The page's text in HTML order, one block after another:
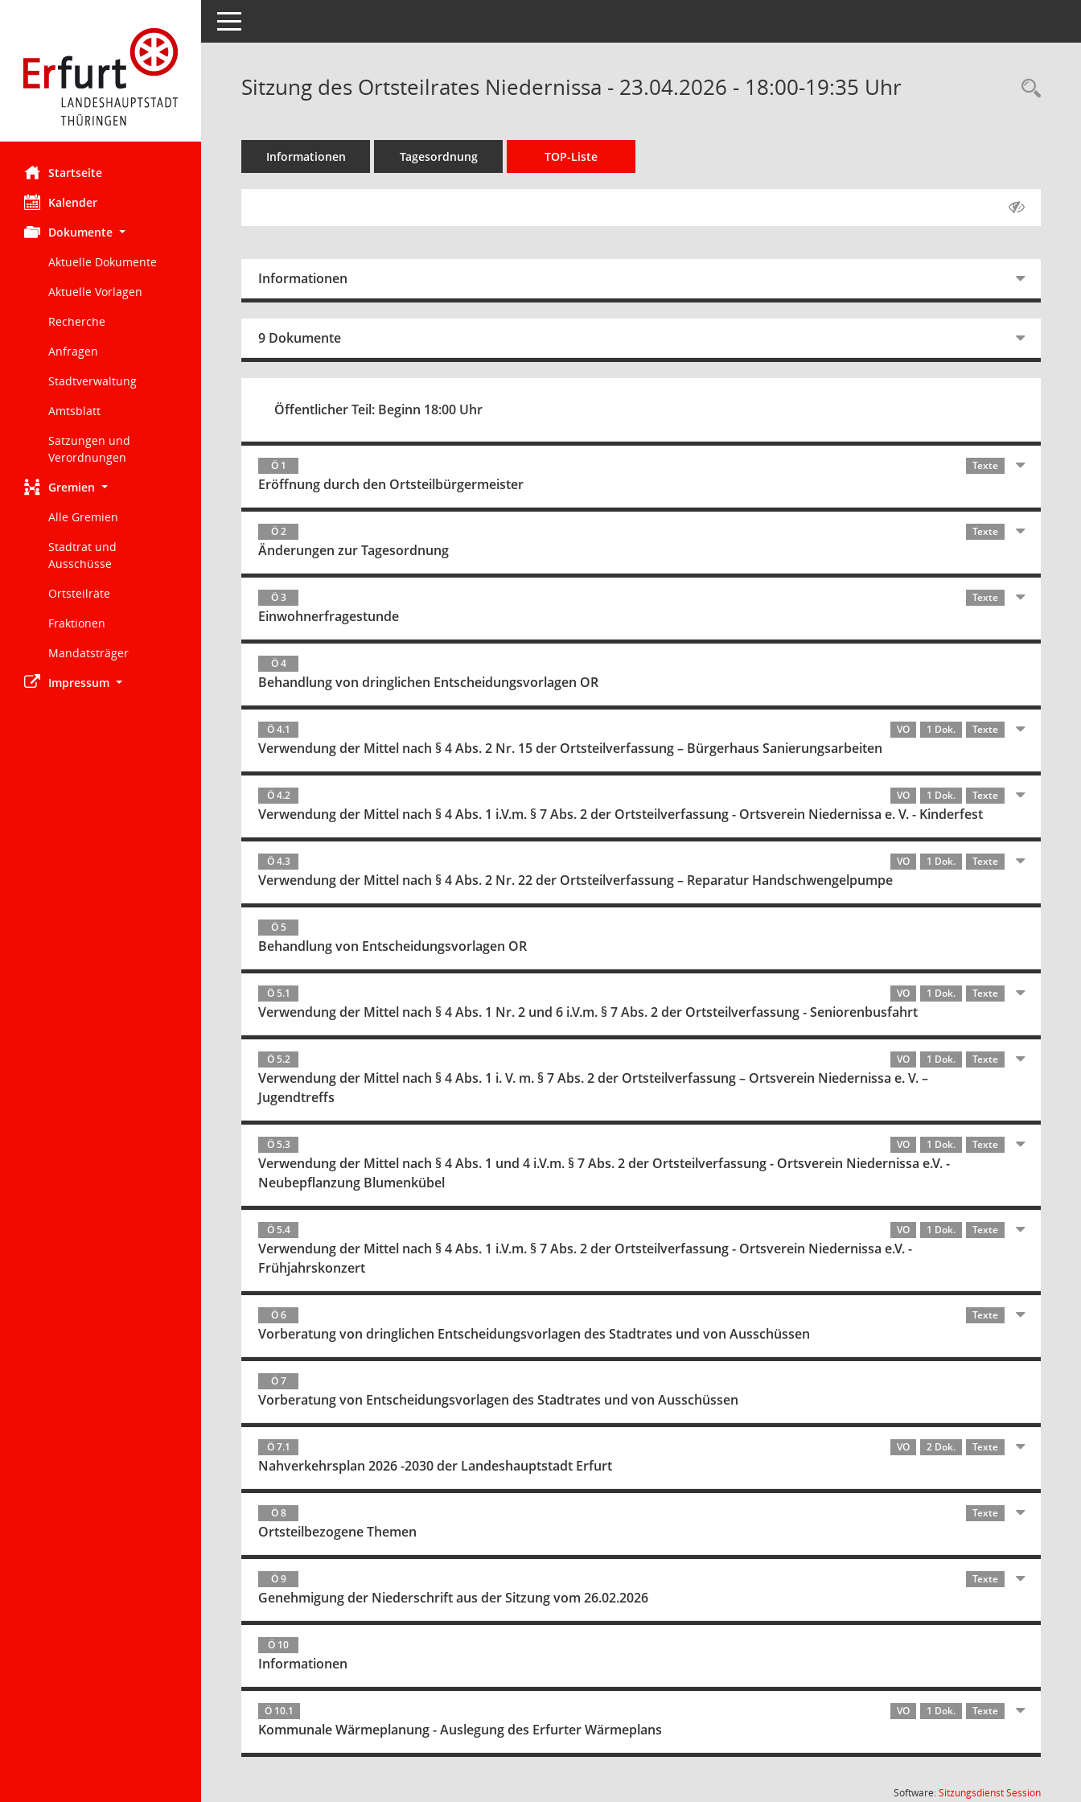
Startseite
Kalender
Dokumente
Aktuelle Dokumente
Aktuelle Vorlagen
Recherche
Anfragen
Stadtverwaltung
Amtsblatt
Satzungen und
Verordnungen
Gremien
Alle Gremien
Stadtrat und
Ausschüsse
Ortsteilräte
Fraktionen
Mandatsträger
Impressum
Toggle navigation
Sitzung des Ortsteilrates Niedernissa - 23.04.2026 - 18:00-19:35 Uhr
Informationen Tagesordnung TOP-Liste
Informationen
9 Dokumente
Öffentlicher Teil: Beginn 18:00 Uhr
Ö 1 Texte
Eröffnung durch den Ortsteilbürgermeister
Ö 2 Texte
Änderungen zur Tagesordnung
Ö 3 Texte
Einwohnerfragestunde
Ö 4
Behandlung von dringlichen Entscheidungsvorlagen OR
Ö 4.1 VO 1 Dok. Texte
Verwendung der Mittel nach § 4 Abs. 2 Nr. 15 der Ortsteilverfassung – Bürgerhaus Sanierungsarbeiten
Ö 4.2 VO 1 Dok. Texte
Verwendung der Mittel nach § 4 Abs. 1 i.V.m. § 7 Abs. 2 der Ortsteilverfassung - Ortsverein Niedernissa e. V. - Kinderfest
Ö 4.3 VO 1 Dok. Texte
Verwendung der Mittel nach § 4 Abs. 2 Nr. 22 der Ortsteilverfassung – Reparatur Handschwengelpumpe
Ö 5
Behandlung von Entscheidungsvorlagen OR
Ö 5.1 VO 1 Dok. Texte
Verwendung der Mittel nach § 4 Abs. 1 Nr. 2 und 6 i.V.m. § 7 Abs. 2 der Ortsteilverfassung - Seniorenbusfahrt
Ö 5.2 VO 1 Dok. Texte
Verwendung der Mittel nach § 4 Abs. 1 i. V. m. § 7 Abs. 2 der Ortsteilverfassung – Ortsverein Niedernissa e. V. –
Jugendtreffs
Ö 5.3 VO 1 Dok. Texte
Verwendung der Mittel nach § 4 Abs. 1 und 4 i.V.m. § 7 Abs. 2 der Ortsteilverfassung - Ortsverein Niedernissa e.V. -
Neubepflanzung Blumenkübel
Ö 5.4 VO 1 Dok. Texte
Verwendung der Mittel nach § 4 Abs. 1 i.V.m. § 7 Abs. 2 der Ortsteilverfassung - Ortsverein Niedernissa e.V. -
Frühjahrskonzert
Ö 6 Texte
Vorberatung von dringlichen Entscheidungsvorlagen des Stadtrates und von Ausschüssen
Ö 7
Vorberatung von Entscheidungsvorlagen des Stadtrates und von Ausschüssen
Ö 7.1 VO 2 Dok. Texte
Nahverkehrsplan 2026 -2030 der Landeshauptstadt Erfurt
Ö 8 Texte
Ortsteilbezogene Themen
Ö 9 Texte
Genehmigung der Niederschrift aus der Sitzung vom 26.02.2026
Ö 10
Informationen
Ö 10.1 VO 1 Dok. Texte
Kommunale Wärmeplanung - Auslegung des Erfurter Wärmeplans
Software:SitzungsdienstSession(Wird in